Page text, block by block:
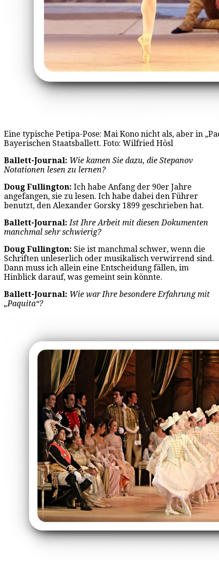
Eine typische Petipa-Pose: Mai Kono nicht als, aber in
Bayerischen Staatsballett. Foto: Wilfried Hösl
Ballett-Journal: Wie kamen Sie dazu, die Stepanov
Notationen lesen zu lernen?
Doug Fullington: Ich habe Anfang der 90er Jahre
angefangen, sie zu lesen. Ich habe dabei den Führer
benutzt, den Alexander Gorsky 1899 geschrieben hat.
Ballett-Journal: Ist Ihre Arbeit mit diesen Dokumenten
manchmal sehr schwierig?
Doug Fullington: Sie ist manchmal schwer, wenn die
Schriften unleserlich oder musikalisch verwirrend sind.
Dann muss ich allein eine Entscheidung fällen, im
Hinblick darauf, was gemeint sein könnte.
Ballett-Journal: Wie war Ihre besondere Erfahrung mit
„Paquita“?